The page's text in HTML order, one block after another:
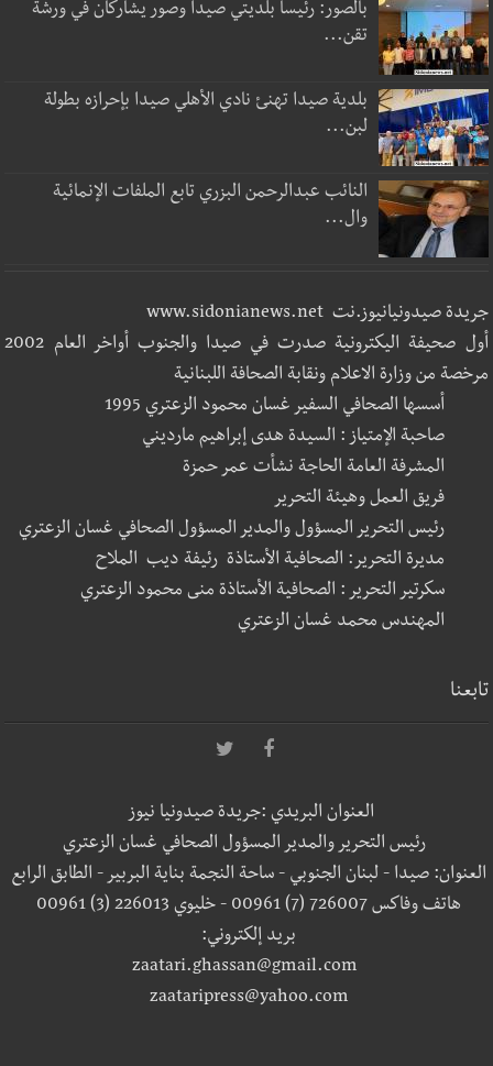
بالصور: رئيسا بلديتي صيدا وصور يشاركان في ورشة
تقن...
بلدية صيدا تهنئ نادي الأهلي صيدا بإحرازه بطولة
لبن...
النائب عبدالرحمن البزري تابع الملفات الإنمائية
وال...
جريدة صيدونيانيوز.نت www.sidonianews.net
أول صحيفة اليكترونية صدرت في صيدا والجنوب أواخر العام 2002
مرخصة من وزارة الاعلام ونقابة الصحافة اللبنانية
أسسها الصحافي السفير غسان محمود الزعتري 1995
صاحبة الإمتياز : السيدة هدى إبراهيم مارديني
المشرفة العامة الحاجة نشأت عمر حمزة
فريق العمل وهيئة التحرير
رئيس التحرير المسؤول والمدير المسؤول الصحافي غسان الزعتري
مديرة التحرير: الصحافية الأستاذة رئيفة ديب الملاح
سكرتير التحرير : الصحافية الأستاذة منى محمود الزعتري
المهندس محمد غسان الزعتري
تابعنا
العنوان البريدي :جريدة صيدونيا نيوز
رئيس التحرير والمدير المسؤول الصحافي غسان الزعتري
العنوان: صيدا - لبنان الجنوبي - ساحة النجمة بناية البربير - الطابق الرابع
هاتف وفاكس 726007 (7) 00961 - خليوي 226013 (3) 00961
بريد إلكتروني:
zaatari.ghassan@gmail.com
zaataripress@yahoo.com